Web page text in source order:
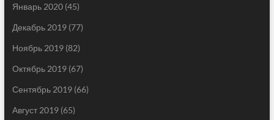
Январь 2020(45)
Декабрь 2019(77)
Ноябрь 2019(82)
Октябрь 2019(67)
Сентябрь 2019(66)
Август 2019(65)